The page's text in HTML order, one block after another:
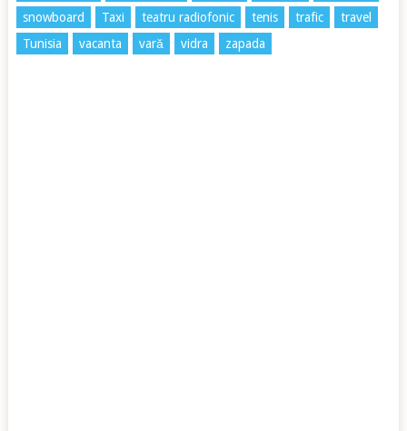
snowboard
Taxi teatru radiofonic tenis trafic
travel
Tunisia
vacanta vară vidra zapada